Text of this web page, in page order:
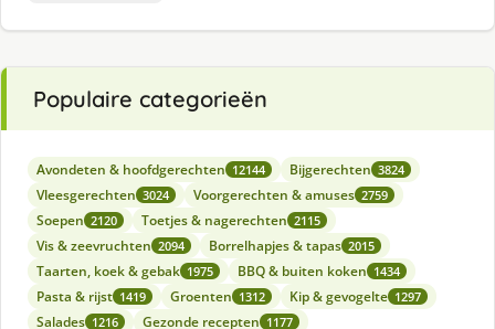
Populaire categorieën
Avondeten & hoofdgerechten 12144 Bijgerechten 3824
Vleesgerechten 3024 Voorgerechten & amuses 2759
Soepen 2120 Toetjes & nagerechten 2115
Vis & zeevruchten 2094 Borrelhapjes & tapas 2015
Taarten, koek & gebak 1975 BBQ & buiten koken 1434
Pasta & rijst 1419 Groenten 1312 Kip & gevogelte 1297
Salades 1216 Gezonde recepten 1177